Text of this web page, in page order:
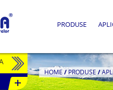
PRODUSE
HOME/PRODUSE /